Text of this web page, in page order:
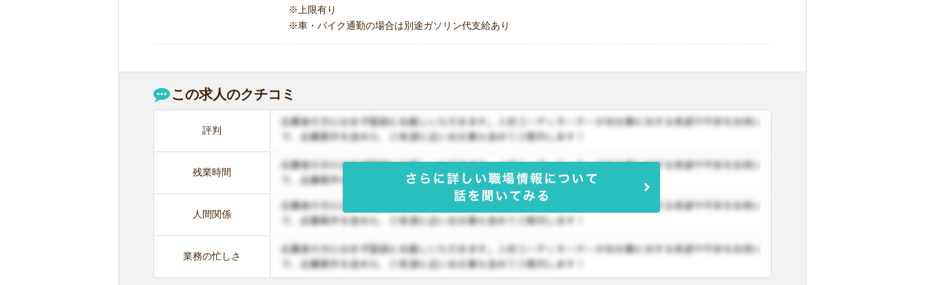
※上限有り
※車・バイク通勤の場合は別途ガソリン代支給あり
この求人のクチコミ
評判
残業時間
人間関係
業務の忙しさ